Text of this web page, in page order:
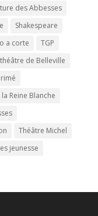
des Abbesses
Shakespeare
a corte
TGP
théâtre de Belleville
Reine Blanche
Théâtre Michel
jeunesse